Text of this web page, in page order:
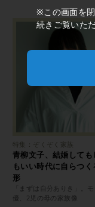
※この画面を
続きご覧いた
特集：ぞくぞく家族
青柳文子、結婚しても
もいい時代に自らつ
形
「まずは自分ありき」。
優、2児の母の家族像